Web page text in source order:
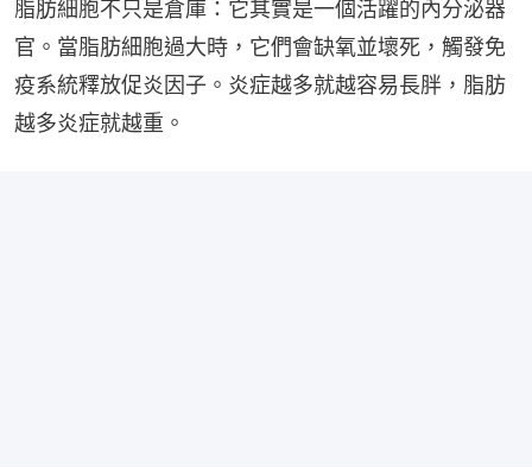
脂肪細胞不只是倉庫：它其實是一個活躍的內分泌器
官。當脂肪細胞過大時，它們會缺氧並壞死，觸發免
疫系統釋放促炎因子。炎症越多就越容易長胖，脂肪
越多炎症就越重。